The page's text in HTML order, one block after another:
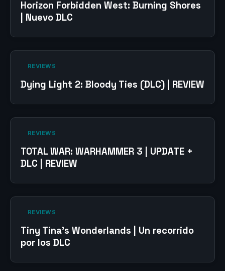
Horizon Forbidden West: Burning Shores
| Nuevo DLC
‎ REVIEWS‎
Dying Light 2: Bloody Ties (DLC) | REVIEW
‎ REVIEWS‎
TOTAL WAR: WARHAMMER 3 | UPDATE +
DLC | REVIEW
‎ REVIEWS‎
Tiny Tina’s Wonderlands | Un recorrido
por los DLC